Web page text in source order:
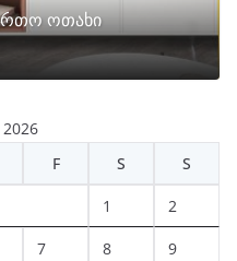
ოთახი
F S S
1 2
7 8 9